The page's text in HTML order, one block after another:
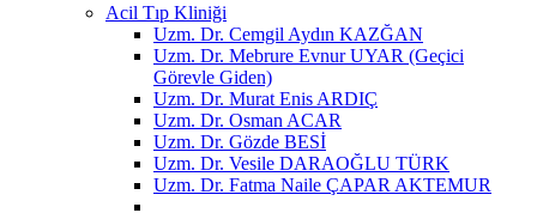
Acil Tıp Kliniği
Uzm. Dr. Cemgil Aydın KAZĞAN
Uzm. Dr. Mebrure Evnur UYAR (Geçici
Görevle Giden)
Uzm. Dr. Murat Enis ARDIÇ
Uzm. Dr. Osman ACAR
Uzm. Dr. Gözde BESİ
Uzm. Dr. Vesile DARAOĞLU TÜRK
Uzm. Dr. Fatma Naile ÇAPAR AKTEMUR